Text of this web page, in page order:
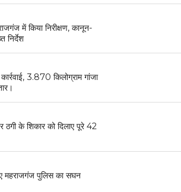
में किया निरीक्षण, कानून-
निर्देश
3.870 किलोग्राम गांजा
के शिकार को दिलाए पूरे 42
महराजगंज पुलिस का सघन